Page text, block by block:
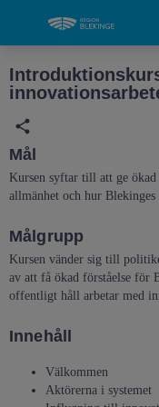
Portal
Mål
Kursen syftar till att ge
allmänhet och hur
Målgrupp
Kursen vänder sig till
av att få ökad förståelse för
offentligt håll arbetar med
Innehåll
Välkommen
Aktörerna i systemet